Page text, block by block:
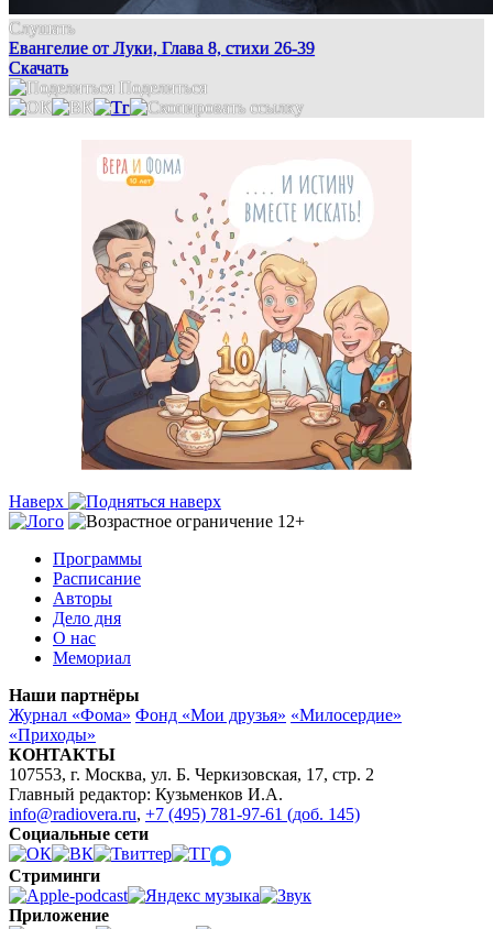
Слушать
Евангелие от Луки, Глава 8, стихи 26-39
Скачать
Поделиться
Наверх
Программы
Расписание
Авторы
Дело дня
О нас
Мемориал
Наши партнёры
Журнал «Фома» Фонд «Мои друзья» «Милосердие»
«Приходы»
КОНТАКТЫ
107553, г. Москва, ул. Б. Черкизовская, 17, стр. 2
Главный редактор: Кузьменков И.А.
info@radiovera.ru, +7 (495) 781-97-61 (доб. 145)
Социальные сети
Стриминги
Приложение